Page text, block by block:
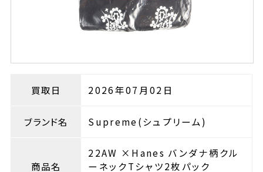
買取日 2026年07月02日
ブランド名 Supreme(シュプリーム)
商品名
22AW ×Hanes バンダナ柄クル
ーネックTシャツ2枚パック